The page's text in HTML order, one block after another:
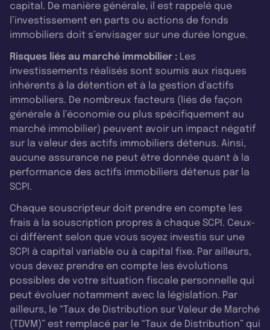
capital. De manière générale, il est rappelé que
l’investissement en parts ou actions de fonds
immobiliers doit s’envisager sur une durée longue.
Risques liés au marché immobilier : Les
investissements réalisés sont soumis aux risques
inhérents à la détention et à la gestion d’actifs
immobiliers. De nombreux facteurs (liés de façon
générale à l’économie ou plus spécifiquement au
marché immobilier) peuvent avoir un impact négatif
sur la valeur des actifs immobiliers détenus. Ainsi,
aucune assurance ne peut être donnée quant à la
performance des actifs immobiliers détenus par la
SCPI.
Chaque souscripteur doit prendre en compte les
frais à la souscription propres à chaque SCPI. Ceux-
ci diffèrent selon que vous soyez investis sur une
SCPI à capital variable ou à capital fixe. Par ailleurs,
vous devez prendre en compte les évolutions
possibles de votre situation fiscale personnelle qui
peut évoluer notamment avec la législation. Par
ailleurs, le “Taux de Distribution sur Valeur de Marché
(TDVM)” est remplacé par le “Taux de Distribution” qui